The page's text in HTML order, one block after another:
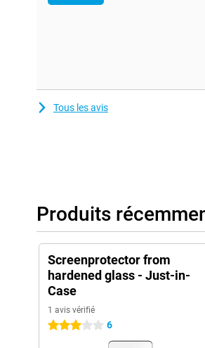
Tous les avis
Produits
Screenprotector from
hardened glass - Just-in-
Case
1 avis vérifié
3 étoiles 6